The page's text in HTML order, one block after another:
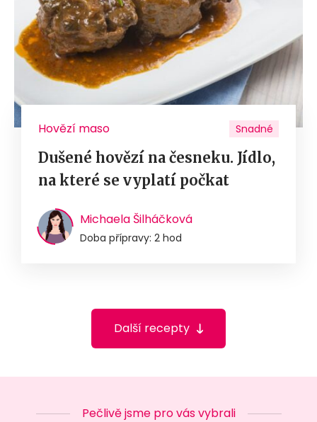
Hovězí maso Snadné
Dušené hovězí na česneku. Jídlo,
na které se vyplatí počkat
Michaela Šilháčková
Doba přípravy: 2 hod
Další recepty
Pečlivě jsme pro vás vybrali